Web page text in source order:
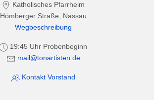
Katholisches Pfarrheim
Hömberger Straße, Nassau
Wegbeschreibung
19:45 Uhr Probenbeginn
mail@tonartisten.de
Kontakt Vorstand